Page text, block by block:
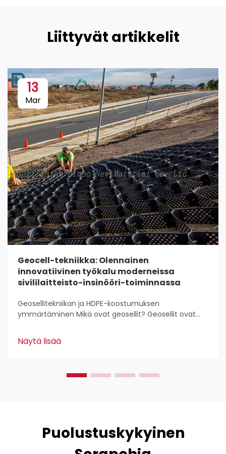
Liittyvät artikkelit
13
Mar
Geocell-tekniikka: Olennainen
innovatiivinen työkalu moderneissa
sivililaitteisto-insinööri-toiminnassa
Geosellitekniikan ja HDPE-koostumuksen
ymmärtäminen Mikä ovat geosellit? Geosellit ovat
stabilointiin ja vahvistamiseen rakennustyössä.
Kansalaisinsinöörit pitävät niistä, koska ne...
Näytä lisää
Puolustuskykyinen